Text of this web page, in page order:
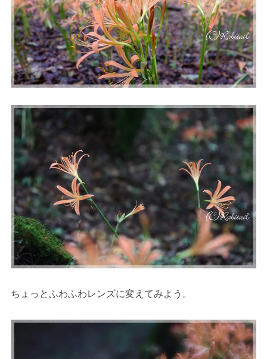
ちょっとふわふわレンズに変えてみよう。